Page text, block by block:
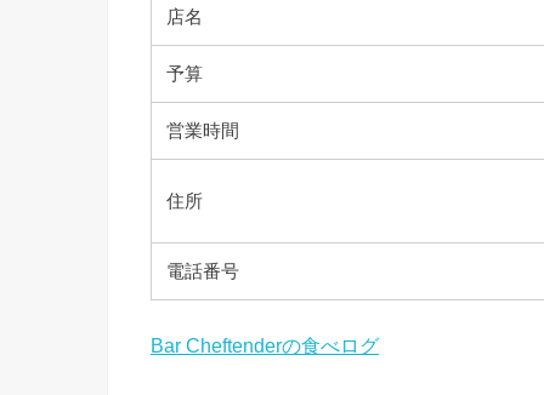
店名
予算
営業時間
住所
電話番号
Bar Cheftenderの食べログ